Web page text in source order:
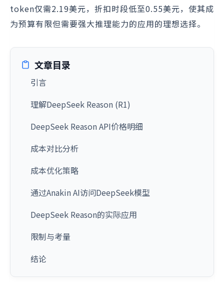
token仅需2.19美元，折扣时段低至0.55美元，使其成
为预算有限但需要强大推理能力的应用的理想选择。
文章目录
引言
理解DeepSeek Reason (R1)
DeepSeek Reason API价格明细
成本对比分析
成本优化策略
通过Anakin AI访问DeepSeek模型
DeepSeek Reason的实际应用
限制与考量
结论